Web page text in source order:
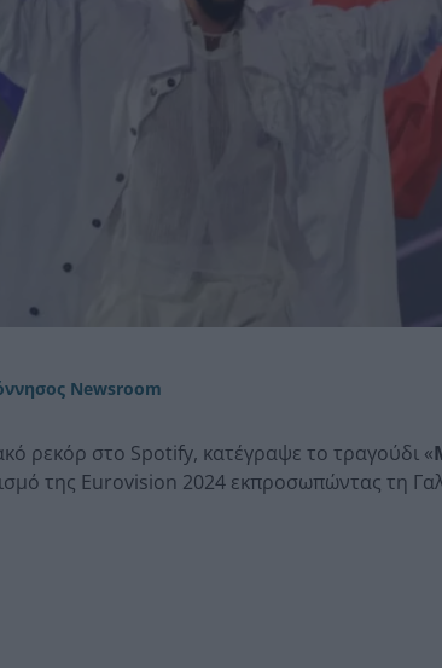
Newsroom
ρεκόρ στο Spotify, κατέγραψε το τραγούδι «
της Eurovision 2024 εκπροσωπώντας τη